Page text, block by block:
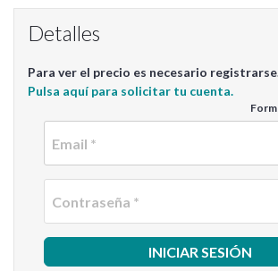
Detalles
Para ver el precio es necesario
Pulsa aquí para solicitar tu cuenta.